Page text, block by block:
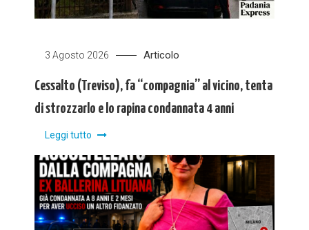
3 Agosto 2026 Articolo
Cessalto (Treviso), fa “compagnia” al vicino, tenta
di strozzarlo e lo rapina condannata 4 anni
Leggi tutto